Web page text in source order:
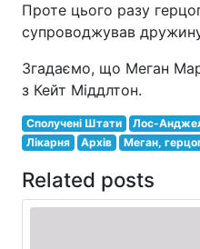
Проте цього разу
супроводжував
Згадаємо, що Меган
з Кейт Міддлтон.
Сполучені Штати Лос-
Лікарня
Архів Меган,
Related posts